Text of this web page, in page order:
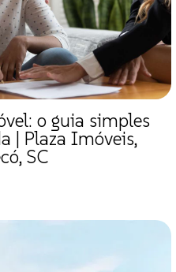
o guia simples
| Plaza Imóveis,
SC